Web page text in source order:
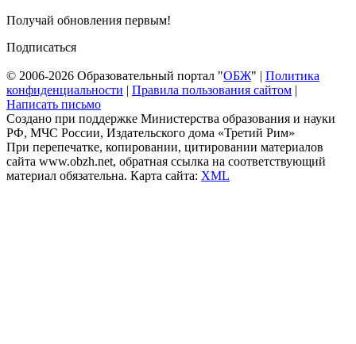
Получай обновления первым!
Подписаться
© 2006-2026 Образовательный портал "ОБЖ" | Политика
конфиденциальности | Правила пользования сайтом |
Написать письмо
Создано при поддержке Министерства образования и науки
РФ, МЧС России, Издательского дома «Третий Рим»
При перепечатке, копировании, цитировании материалов
сайта www.obzh.net, обратная ссылка на соответствующий
материал обязательна. Карта сайта: XML